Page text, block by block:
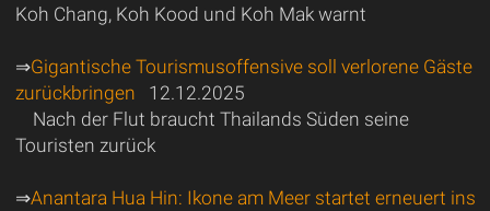
Koh Chang, Koh Kood und Koh Mak warnt
⇒Gigantische Tourismusoffensive soll verlorene Gäste
zurückbringen 12.12.2025
Nach der Flut braucht Thailands Süden seine
Touristen zurück
⇒Anantara Hua Hin: Ikone am Meer startet erneuert ins